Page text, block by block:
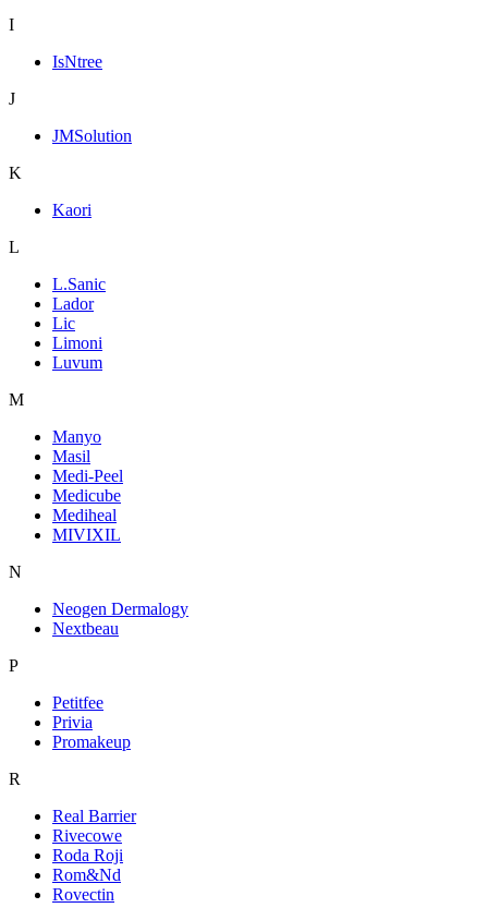
I
IsNtree
J
JMSolution
K
Kaori
L
L.Sanic
Lador
Lic
Limoni
Luvum
M
Manyo
Masil
Medi-Peel
Medicube
Mediheal
MIVIXIL
N
Neogen Dermalogy
Nextbeau
P
Petitfee
Privia
Promakeup
R
Real Barrier
Rivecowe
Roda Roji
Rom&Nd
Rovectin